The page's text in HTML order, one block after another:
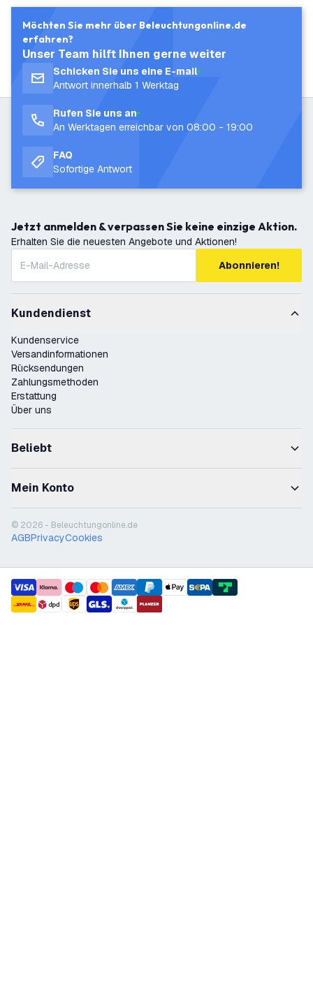
Möchten Sie mehr über Beleuchtungonline.de
erfahren?
Unser Team hilft Ihnen gerne weiter
Schicken Sie uns eine E-mail
Antwort innerhalb 1 Werktag
Rufen Sie uns an
An Werktagen erreichbar von 08:00 - 19:00
FAQ
Sofortige Antwort
Jetzt anmelden & verpassen Sie keine einzige Aktion.
Erhalten Sie die neuesten Angebote und Aktionen!
Abonnieren!
Kundendienst
Kundenservice
Versandinformationen
Rücksendungen
Zahlungsmethoden
Erstattung
Über uns
Beliebt
Mein Konto
© 2026 - Beleuchtungonline.de
AGBPrivacyCookies
payment methods
shipment methods